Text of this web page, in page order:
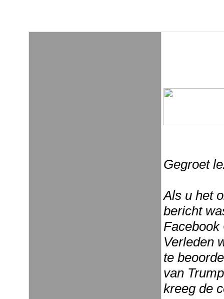
Gegroet
Als u het
bericht
Facebook
Verleden
te
van
kreeg de